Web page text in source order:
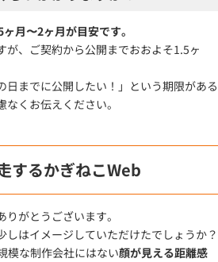
月〜2ヶ月が目安です。
が、ご契約から公開までおおよそ1.5ヶ
日までに公開したい！」という期限がある
くお伝えください。
するかぎねこWeb
がとうございます。
しはイメージしていただけたでしょうか？
模な制作会社にはない顔が見える距離感